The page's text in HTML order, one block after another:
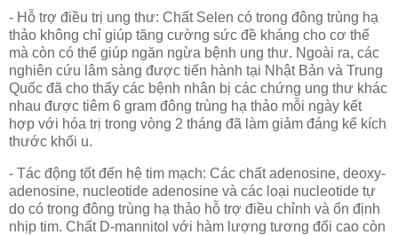
- Hỗ trợ điều trị ung thư: Chất Selen có trong đông trùng hạ
thảo không chỉ giúp tăng cường sức đề kháng cho cơ thể
mà còn có thể giúp ngăn ngừa bệnh ung thư. Ngoài ra, các
nghiên cứu lâm sàng được tiến hành tại Nhật Bản và Trung
Quốc đã cho thấy các bệnh nhân bị các chứng ung thư khác
nhau được tiêm 6 gram đông trùng hạ thảo mỗi ngày kết
hợp với hóa trị trong vòng 2 tháng đã làm giảm đáng kể kích
thước khối u.
- Tác động tốt đến hệ tim mạch: Các chất adenosine, deoxy-
adenosine, nucleotide adenosine và các loại nucleotide tự
do có trong đông trùng hạ thảo hỗ trợ điều chỉnh và ổn định
nhịp tim. Chất D-mannitol với hàm lượng tương đối cao còn